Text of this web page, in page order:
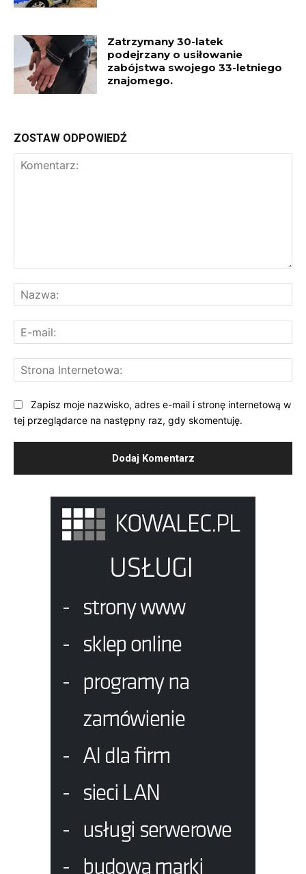
Zatrzymany 30-latek
podejrzany o usiłowanie
zabójstwa swojego 33-letniego
znajomego.
ZOSTAW ODPOWIEDŹ
Zapisz moje nazwisko, adres e-mail i stronę internetową w
tej przeglądarce na następny raz, gdy skomentuję.